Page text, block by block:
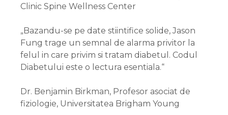
Clinic Spine Wellness Center
„Bazandu-se pe date stiintifice solide, Jason
Fung trage un semnal de alarma privitor la
felul in care privim si tratam diabetul. Codul
Diabetului este o lectura esentiala.“
Dr. Benjamin Birkman, Profesor asociat de
fiziologie, Universitatea Brigham Young